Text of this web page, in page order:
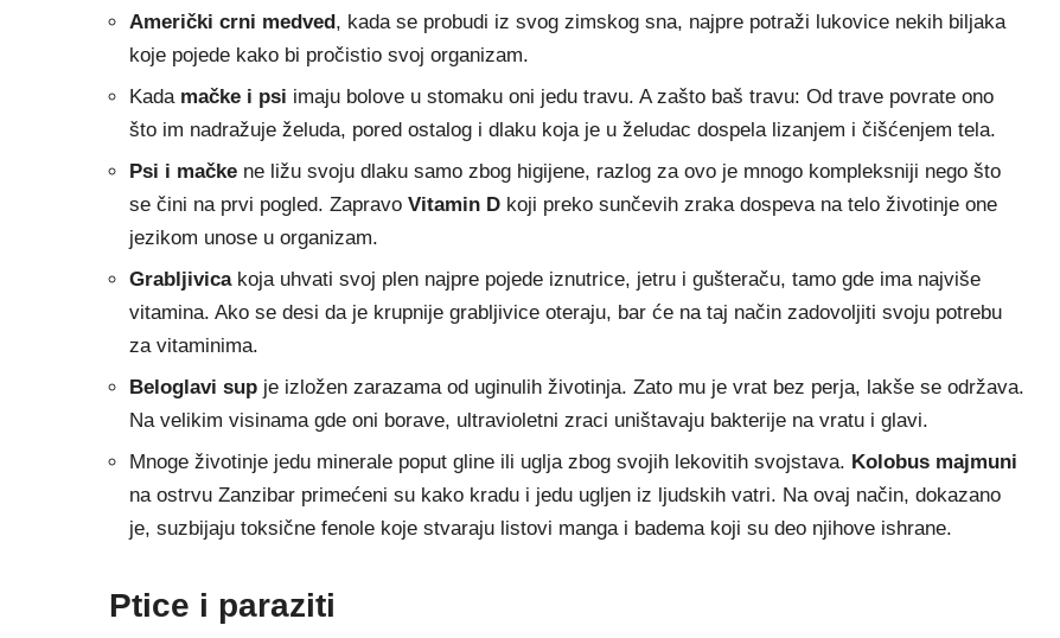
Američki crni medved , kada se probudi iz svog zimskog sna, najpre potraži lukovice nekih biljaka
koje pojede kako bi pročistio svoj organizam.
Kadamačke i psi imaju bolove u stomaku oni jedu travu. A zašto baš travu: Od trave povrate ono
što im nadražuje želuda, pored ostalog i dlaku koja je u želudac dospela lizanjem i čišćenjem tela.
Psi i mačke ne ližu svoju dlaku samo zbog higijene, razlog za ovo je mnogo kompleksniji nego što
se čini na prvi pogled. Zapravo Vitamin D koji preko sunčevih zraka dospeva na telo životinje one
jezikom unose u organizam.
Grabljivica koja uhvati svoj plen najpre pojede iznutrice, jetru i gušteraču, tamo gde ima najviše
vitamina. Ako se desi da je krupnije grabljivice oteraju, bar će na taj način zadovoljiti svoju potrebu
za vitaminima.
Beloglavi sup je izložen zarazama od uginulih životinja. Zato mu je vrat bez perja, lakše se održava.
Na velikim visinama gde oni borave, ultravioletni zraci uništavaju bakterije na vratu i glavi.
Mnoge životinje jedu minerale poput gline ili uglјa zbog svojih lekovitih svojstava. Kolobus majmuni
na ostrvu Zanzibar primećeni su kako kradu i jedu uglјen iz lјudskih vatri. Na ovaj način, dokazano
je, suzbijaju toksične fenole koje stvaraju listovi manga i badema koji su deo njihove ishrane.
Ptice i paraziti